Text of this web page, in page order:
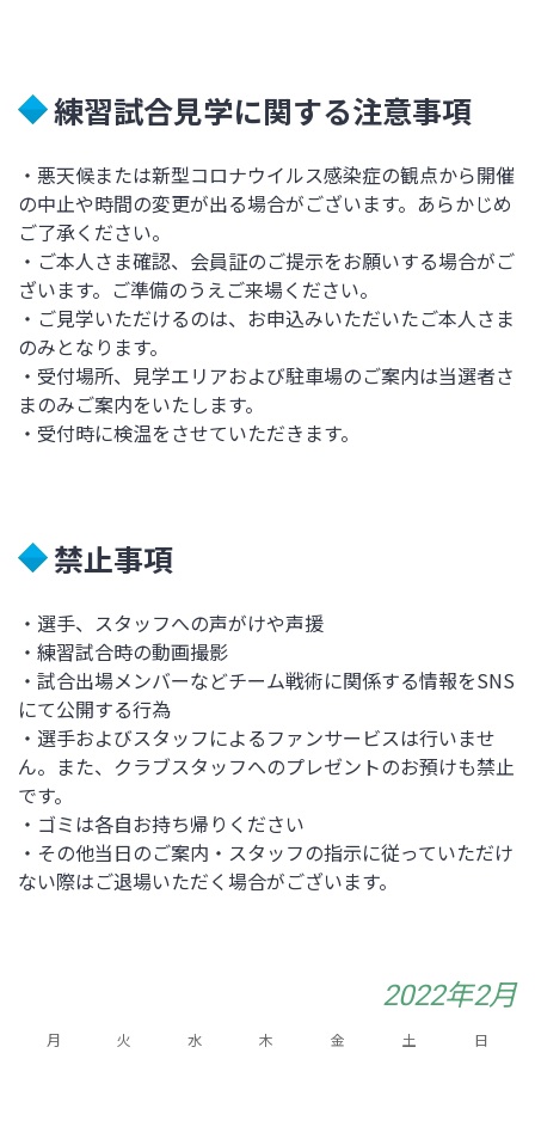
練習試合見学に関する注意事項
・悪天候または新型コロナウイルス感染症の観点から開催
の中止や時間の変更が出る場合がございます。あらかじめ
ご了承ください。
・ご本人さま確認、会員証のご提示をお願いする場合がご
ざいます。ご準備のうえご来場ください。
・ご見学いただけるのは、お申込みいただいたご本人さま
のみとなります。
・受付場所、見学エリアおよび駐車場のご案内は当選者さ
まのみご案内をいたします。
・受付時に検温をさせていただきます。
禁止事項
・選手、スタッフへの声がけや声援
・練習試合時の動画撮影
・試合出場メンバーなどチーム戦術に関係する情報をSNS
にて公開する行為
・選手およびスタッフによるファンサービスは行いませ
ん。また、クラブスタッフへのプレゼントのお預けも禁止
です。
・ゴミは各自お持ち帰りください
・その他当日のご案内・スタッフの指示に従っていただけ
ない際はご退場いただく場合がございます。
2022年2月
月 火 水 木 金 土 日